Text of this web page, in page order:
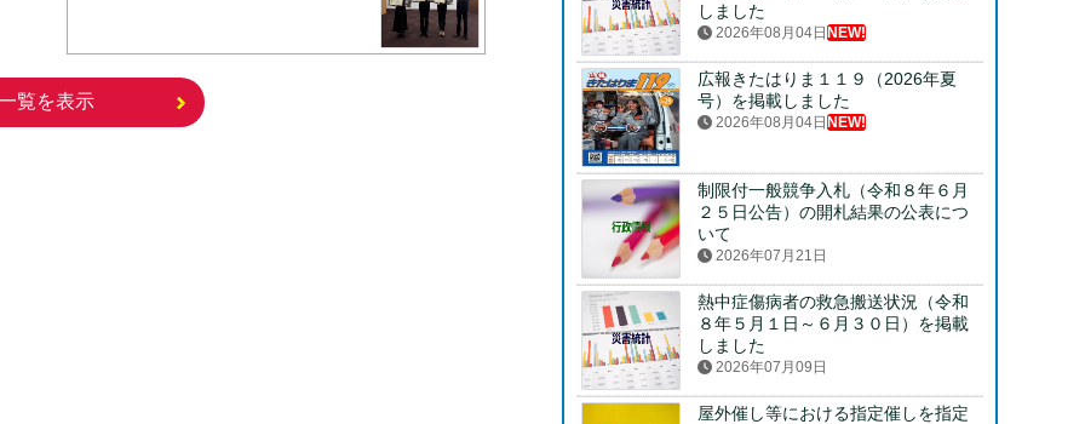
覧を表示
しました
2026年08月04日 NEW!
広報きたはりま１１９（2026年夏
号）を掲載しました
2026年08月04日 NEW!
制限付一般競争入札（令和８年６月
２５日公告）の開札結果の公表につ
いて
2026年07月21日
熱中症傷病者の救急搬送状況（令和
８年５月１日～６月３０日）を掲載
しました
2026年07月09日
屋外催し等における指定催しを指定